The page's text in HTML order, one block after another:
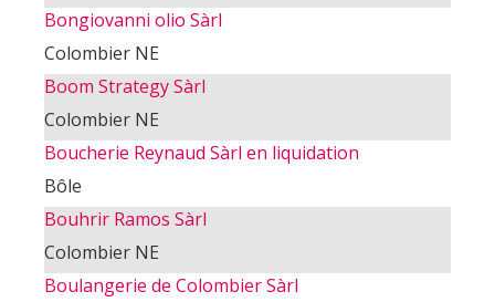
Bongiovanni olio Sàrl
Colombier NE
Boom Strategy Sàrl
Colombier NE
Boucherie Reynaud Sàrl en liquidation
Bôle
Bouhrir Ramos Sàrl
Colombier NE
Boulangerie de Colombier Sàrl